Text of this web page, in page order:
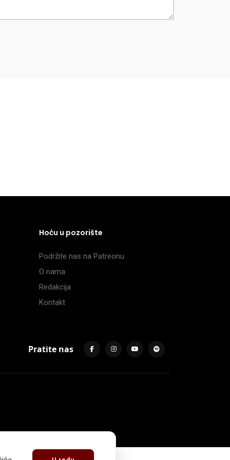
Hoću u pozorište
Podržite nas na Patreonu
O nama
Redakcija
Kontakt
Pratite nas